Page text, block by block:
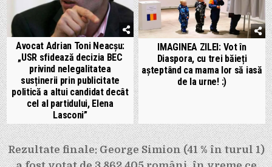
Avocat Adrian Toni Neacșu:
„USR sfidează decizia BEC
privind nelegalitatea
susținerii prin publicitate
politică a altui candidat decât
cel al partidului, Elena
Lasconi”
IMAGINEA ZILEI: Vot în
Diaspora, cu trei băieți
așteptând ca mama lor să iasă
de la urne! :)
Navigare
Rezultate finale: George Simion (41 % în turul 1)